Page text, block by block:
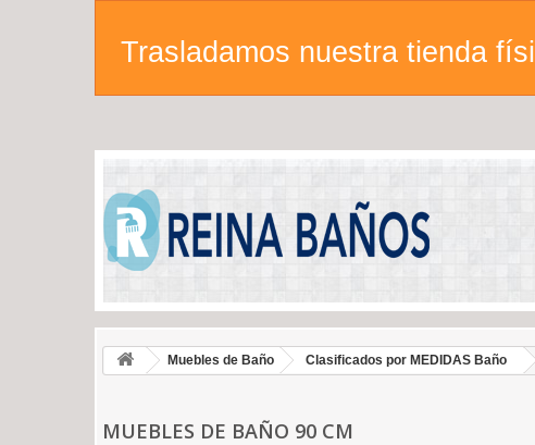
Trasladamos nuestra tienda
Muebles de Baño Clasificados por MEDIDAS Baño
MUEBLES DE BAÑO 90 CM